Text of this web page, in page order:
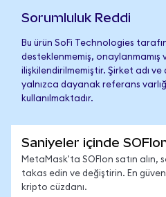
Sorumluluk Reddi
Bu ürün SoFi Technologies
desteklenmemiş, onaylanmamış
ilişkilendirilmemiştir. Şirket adı
yalnızca dayanak referans
kullanılmaktadır.
Saniyeler içinde
MetaMask'ta SOFIon satın alın,
takas edin ve değiştirin. En
kripto cüzdanı.